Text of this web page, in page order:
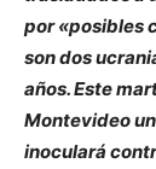
por «posibles
son dos
años. Este
Montevideo
inoculará